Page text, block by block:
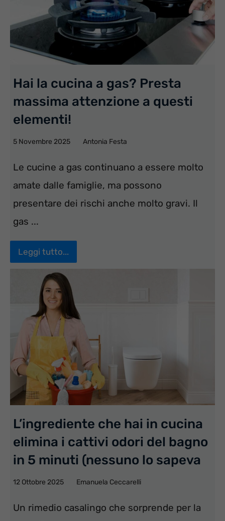
Hai la cucina a gas? Presta
massima attenzione a questi
elementi!
5 Novembre 2025 Antonia Festa
Le cucine a gas continuano a essere molto
amate dalle famiglie, ma possono
presentare dei rischi anche molto gravi. Il
gas ...
Leggi tutto...
L’ingrediente che hai in cucina
elimina i cattivi odori del bagno
in 5 minuti (nessuno lo sapeva
12 Ottobre 2025 Emanuela Ceccarelli
Un rimedio casalingo che sorprende per la